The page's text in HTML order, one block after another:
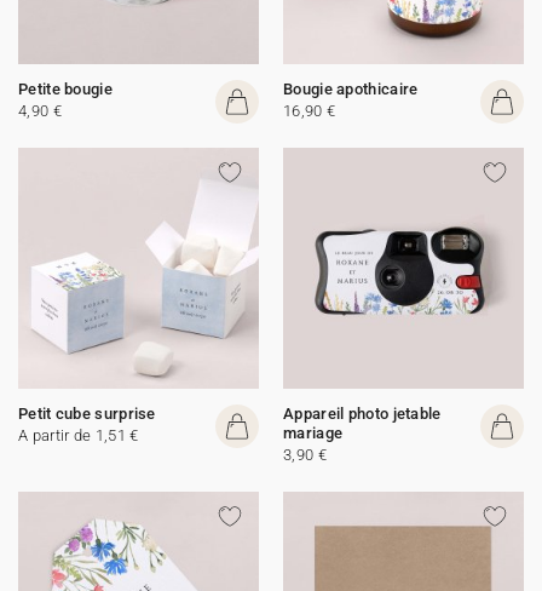
Petite bougie
4,90 €
Bougie apothicaire
16,90 €
Petit cube surprise
A partir de 1,51 €
Appareil photo jetable
mariage
3,90 €